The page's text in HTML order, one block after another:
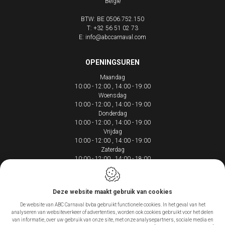
BTW: BE 0506.752.150
T: +32 56 51 02 73
E: info@abccarnaval.com
OPENINGSUREN
Maandag
10:00 - 12:00
14:00 - 19:00
Woensdag
10:00 - 12:00
14:00 - 19:00
Donderdag
10:00 - 12:00
14:00 - 19:00
Vrijdag
10:00 - 12:00
14:00 - 19:00
Zaterdag
10:00 - 12:00
14:00 - 18:00
Webdesign by IDcreation 2020
Cookie policy
Deze website maakt gebruik van cookies
De website van ABC Carnaval bvba gebruikt functionele cookies. In het geval van het
analyseren van websiteverkeer of advertenties, worden ook cookies gebruikt voor het delen
van informatie, over uw gebruik van onze site, met onze analysepartners, sociale media en